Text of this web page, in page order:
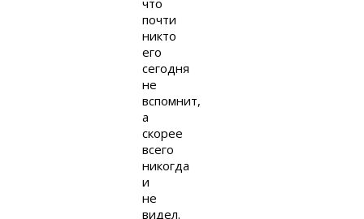
что
почти
никто
его
сегодня
не
вспомнит,
а
скорее
всего
никогда
и
не
видел.